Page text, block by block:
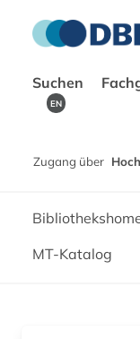
Suchen
EN
Zugang über
MT-Katalog